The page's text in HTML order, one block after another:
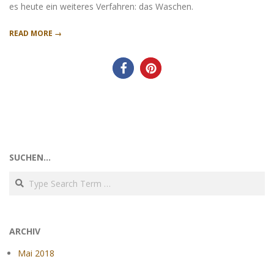
es heute ein weiteres Verfahren: das Waschen.
READ MORE →
SUCHEN…
Search
ARCHIV
Mai 2018